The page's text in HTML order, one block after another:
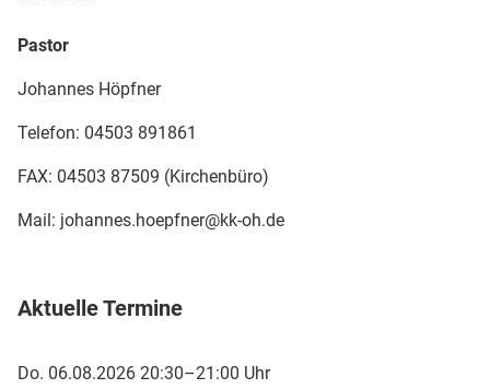
Pastor
Johannes Höpfner
Telefon: 04503 891861
FAX: 04503 87509 (Kirchenbüro)
Mail: johannes.hoepfner@kk-oh.de
Aktuelle Termine
Do. 06.08.2026 20:30–21:00 Uhr